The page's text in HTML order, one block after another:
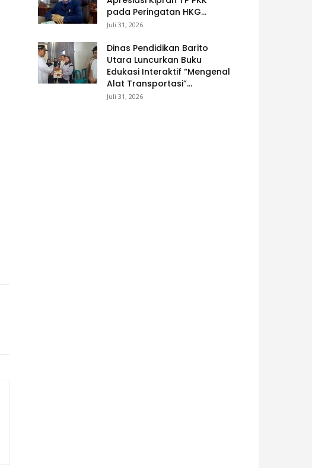
pada Peringatan HKG...
Juli 31, 2026
Dinas Pendidikan Barito
Utara Luncurkan Buku
Edukasi Interaktif “Mengenal
Alat Transportasi”...
Juli 31, 2026